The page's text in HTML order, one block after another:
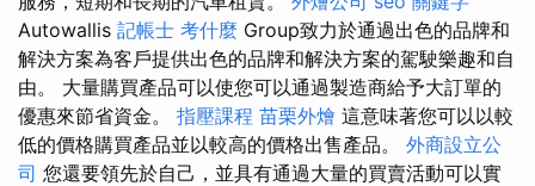
Autowallis 記帳士 考什麼 Group致力於通過出色的品牌和
解決方案為客戶提供出色的品牌和解決方案的駕駛樂趣和自
由。 大量購買產品可以使您可以通過製造商給予大訂單的
優惠來節省資金。 指壓課程 苗栗外燴 這意味著您可以以較
低的價格購買產品並以較高的價格出售產品。 外商設立公
司 您還要領先於自己，並具有通過大量的買賣活動可以實